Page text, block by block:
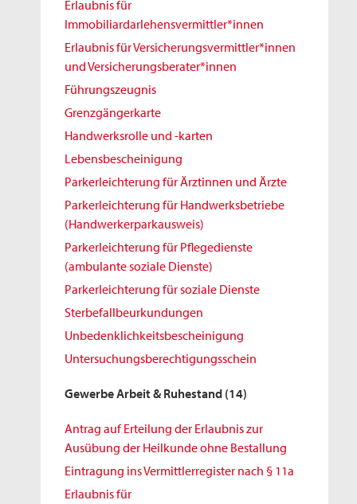
Erlaubnis für
Immobiliardarlehensvermittler*innen
Erlaubnis für Versicherungsvermittler*innen
und Versicherungsberater*innen
Führungszeugnis
Grenzgängerkarte
Handwerksrolle und -karten
Lebensbescheinigung
Parkerleichterung für Ärztinnen und Ärzte
Parkerleichterung für Handwerksbetriebe
(Handwerkerparkausweis)
Parkerleichterung für Pflegedienste
(ambulante soziale Dienste)
Parkerleichterung für soziale Dienste
Sterbefallbeurkundungen
Unbedenklichkeitsbescheinigung
Untersuchungsberechtigungsschein
Gewerbe Arbeit & Ruhestand (14)
Antrag auf Erteilung der Erlaubnis zur
Ausübung der Heilkunde ohne Bestallung
Eintragung ins Vermittlerregister nach § 11a
Erlaubnis für